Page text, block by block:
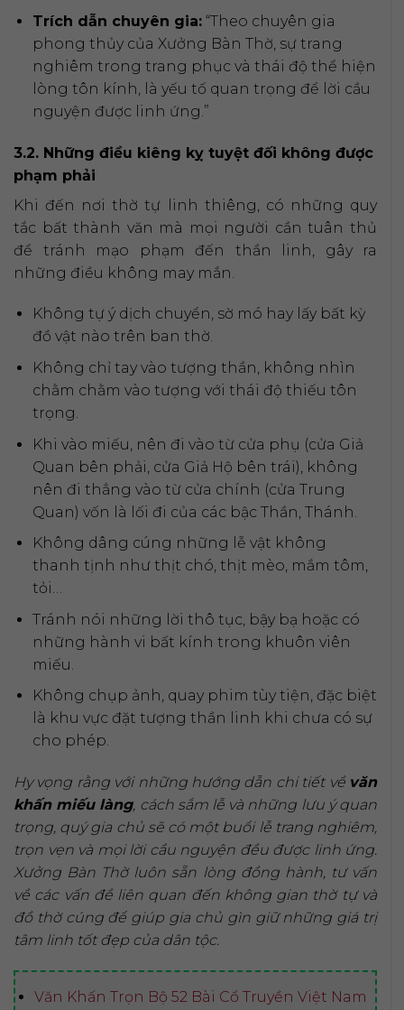
Trích dẫn chuyên gia:“Theo chuyên gia
phong thủy của Xưởng Bàn Thờ, sự trang
nghiêm trong trang phục và thái độ thể hiện
lòng tôn kính, là yếu tố quan trọng để lời cầu
nguyện được linh ứng.”
3.2. Những điều kiêng kỵ tuyệt đối không được
phạm phải
Khi đến nơi thờ tự linh thiêng, có những quy
tắc bất thành văn mà mọi người cần tuân thủ
để tránh mạo phạm đến thần linh, gây ra
những điều không may mắn.
Không tự ý dịch chuyển, sờ mó hay lấy bất kỳ
đồ vật nào trên ban thờ.
Không chỉ tay vào tượng thần, không nhìn
chằm chằm vào tượng với thái độ thiếu tôn
trọng.
Khi vào miếu, nên đi vào từ cửa phụ (cửa Giả
Quan bên phải, cửa Giả Hộ bên trái), không
nên đi thẳng vào từ cửa chính (cửa Trung
Quan) vốn là lối đi của các bậc Thần, Thánh.
Không dâng cúng những lễ vật không
thanh tịnh như thịt chó, thịt mèo, mắm tôm,
tỏi…
Tránh nói những lời thô tục, bậy bạ hoặc có
những hành vi bất kính trong khuôn viên
miếu.
Không chụp ảnh, quay phim tùy tiện, đặc biệt
là khu vực đặt tượng thần linh khi chưa có sự
cho phép.
Hy vọng rằng với những hướng dẫn chi tiết về văn
khấn miếu làng, cách sắm lễ và những lưu ý quan
trọng, quý gia chủ sẽ có một buổi lễ trang nghiêm,
trọn vẹn và mọi lời cầu nguyện đều được linh ứng.
Xưởng Bàn Thờ luôn sẵn lòng đồng hành, tư vấn
về các vấn đề liên quan đến không gian thờ tự và
đồ thờ cúng để giúp gia chủ gìn giữ những giá trị
tâm linh tốt đẹp của dân tộc.
Văn Khấn Trọn Bộ 52 Bài Cổ Truyền Việt Nam